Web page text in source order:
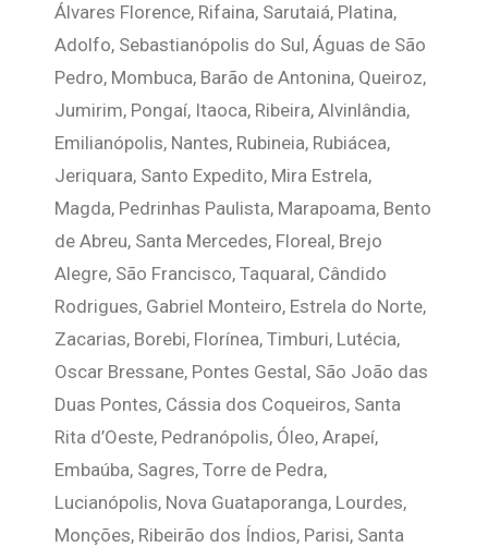
Álvares Florence, Rifaina, Sarutaiá, Platina,
Adolfo, Sebastianópolis do Sul, Águas de São
Pedro, Mombuca, Barão de Antonina, Queiroz,
Jumirim, Pongaí, Itaoca, Ribeira, Alvinlândia,
Emilianópolis, Nantes, Rubineia, Rubiácea,
Jeriquara, Santo Expedito, Mira Estrela,
Magda, Pedrinhas Paulista, Marapoama, Bento
de Abreu, Santa Mercedes, Floreal, Brejo
Alegre, São Francisco, Taquaral, Cândido
Rodrigues, Gabriel Monteiro, Estrela do Norte,
Zacarias, Borebi, Florínea, Timburi, Lutécia,
Oscar Bressane, Pontes Gestal, São João das
Duas Pontes, Cássia dos Coqueiros, Santa
Rita d’Oeste, Pedranópolis, Óleo, Arapeí,
Embaúba, Sagres, Torre de Pedra,
Lucianópolis, Nova Guataporanga, Lourdes,
Monções, Ribeirão dos Índios, Parisi, Santa